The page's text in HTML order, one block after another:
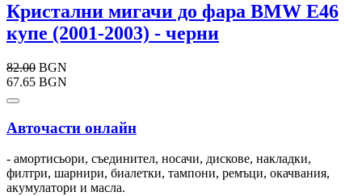
Кристални мигачи до фара BMW E46
купе (2001-2003) - черни
82.00 BGN
67.65 BGN
Авточасти онлайн
- амортисьори, съединител, носачи, дискове, накладки,
филтри, шарнири, биалетки, тампони, ремъци, окачвания,
акумулатори и масла.